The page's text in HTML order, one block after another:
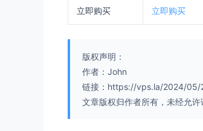
立即购买 立即购买
版权声明：
作者：John
链接：https://vps.la/2024/
文章版权归作者所有，未经允许